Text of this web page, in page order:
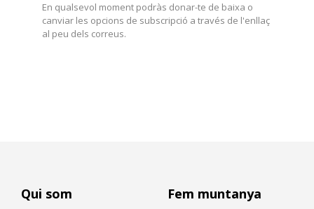
En qualsevol moment podràs donar-te de baixa o
canviar les opcions de subscripció a través de l'enllaç
al peu dels correus.
Qui som Fem muntanya